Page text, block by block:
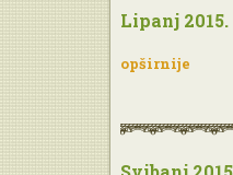
Lipanj 2015.
opširnije